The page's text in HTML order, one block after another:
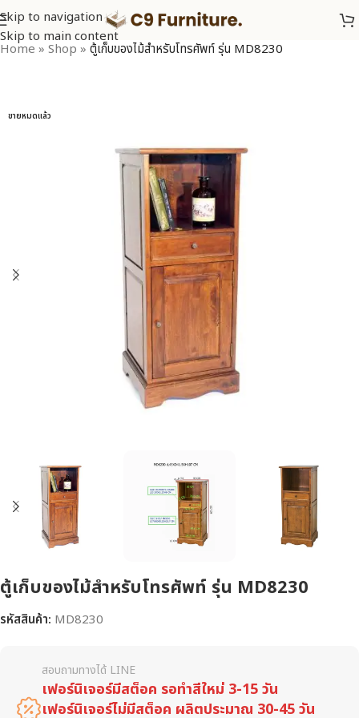
Skip to navigation
Skip to main content
Home » Shop » ตู้เก็บของไม้สำหรับโทรศัพท์ รุ่น MD8230
ขายหมดแล้ว
ตู้เก็บของไม้สำหรับโทรศัพท์ รุ่น MD8230
รหัสสินค้า: MD8230
สอบถามทางได้ LINE
เฟอร์นิเจอร์มีสต็อค รอทำสีใหม่ 3-15 วัน
เฟอร์นิเจอร์ไม่มีสต็อค ผลิตประมาณ 30-45 วัน